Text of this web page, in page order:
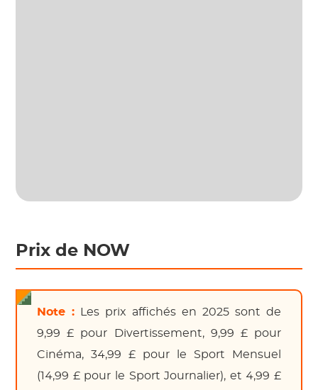
Prix de NOW
Note : Les prix affichés en 2025 sont de
9,99 £ pour Divertissement, 9,99 £ pour
Cinéma, 34,99 £ pour le Sport Mensuel
(14,99 £ pour le Sport Journalier), et 4,99 £